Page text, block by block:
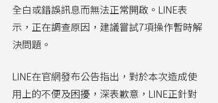
全白或錯誤訊息而無法正常開啟。LINE表
示，正在調查原因，建議嘗試7項操作暫時解
決問題。
LINE在官網發布公告指出，對於本次造成使
用上的不便及困擾，深表歉意，LINE正針對